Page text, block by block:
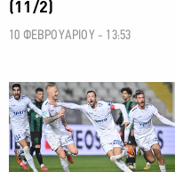
(11/2)
10 ΦΕΒΡΟΥΑΡΙΟΥ - 13:53
ΠΟΔΟΣΦΑΙΡΟ